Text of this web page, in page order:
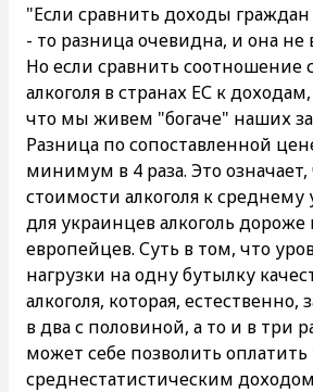
"Если сравнить доходы
- то разница очевидна, и она не
Но если сравнить соотношение
алкоголя в странах ЕС к
что мы живем "богаче" наших
Разница по сопоставленной
минимум в 4 раза. Это означает,
стоимости алкоголя к
для украинцев алкоголь
европейцев. Суть в том, что
нагрузки на одну бутылку
алкоголя, которая, естественно,
в два с половиной, а то и в три
может себе позволить
среднестатистическим